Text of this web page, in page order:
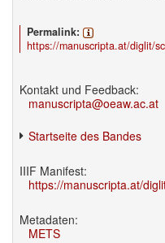
Permalink:
https://manuscripta.at/diglit/
Kontakt und Feedback:
manuscripta@oeaw.ac.at
Startseite des Bandes
IIIF Manifest:
https://manuscripta.at/
Metadaten:
METS